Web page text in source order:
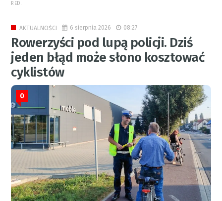
RED.
AKTUALNOŚCI 6 sierpnia 2026 08:27
Rowerzyści pod lupą policji. Dziś
jeden błąd może słono kosztować
cyklistów
0